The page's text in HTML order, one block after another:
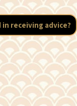
receiving advice?